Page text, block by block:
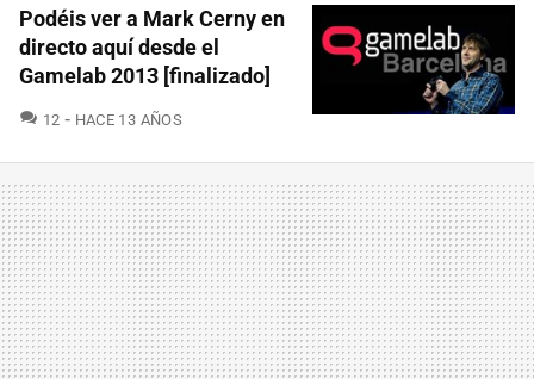
Podéis ver a Mark Cerny en
directo aquí desde el
Gamelab 2013 [finalizado]
12 COMENTARIOS
HACE 13 AÑOS